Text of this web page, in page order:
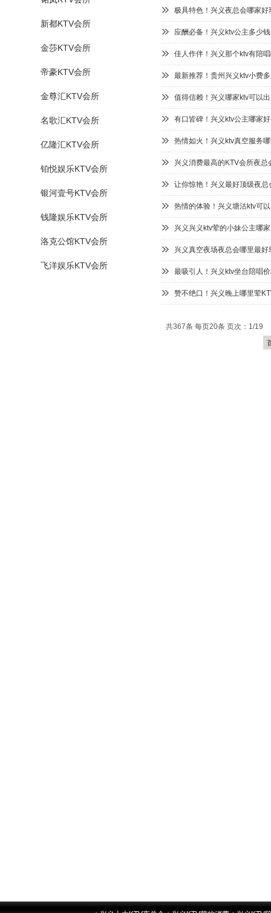
新都KTV会所
金莎KTV会所
帝豪KTV会所
金尊汇KTV会所
名歌汇KTV会所
亿隆汇KTV会所
铂悦娱乐KTV会所
银河壹号KTV会所
钱隆娱乐KTV会所
洛克公馆KTV会所
飞洋娱乐KTV会所
极具特色！兴义夜总会哪家
应酬必备！兴义ktv公主多少
佳人作伴！兴义那个ktv有陪
最新推荐！贵州兴义ktv小费
值得信赖！兴义哪家ktv可以
有口皆碑！兴义ktv公主哪家
热情如火！兴义ktv真空服务
兴义消费最高的KTV会所夜
让你惊艳！兴义最好顶级夜
热情的体验！兴义塘沽ktv可
兴义兴义ktv荤的小妹公主哪
兴义真空夜场夜总会哪里最
最吸引人！兴义ktv坐台陪唱
赞不绝口！兴义晚上哪里荤
共367条 每页20条 页次：1/19